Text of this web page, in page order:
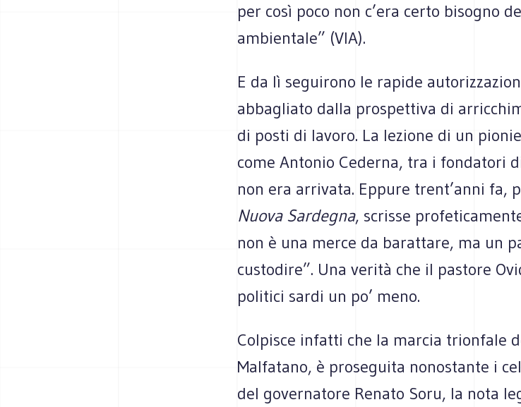
per così poco non c’era certo bisogno
ambientale” (VIA).
E da lì seguirono le rapide
abbagliato dalla prospettiva di
di posti di lavoro. La lezione di un
come Antonio Cederna, tra i fondatori
non era arrivata. Eppure trent’anni fa,
Nuova Sardegna, scrisse
non è una merce da barattare, ma un
custodire”. Una verità che il pastore
politici sardi un po’ meno.
Colpisce infatti che la marcia trionfale
Malfatano, è proseguita nonostante i
del governatore Renato Soru, la nota